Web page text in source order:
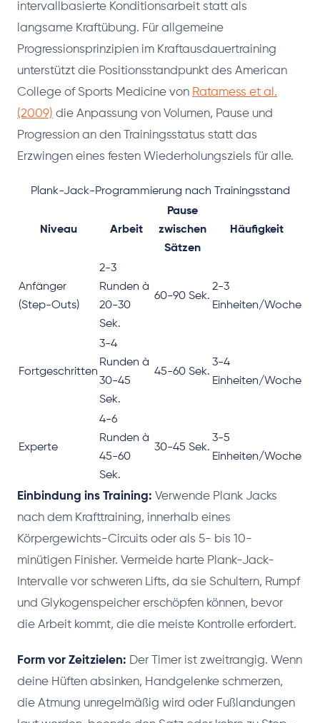
intervallbasierte Konditionsarbeit statt als
langsame Kraftübung. Für allgemeine
Progressionsprinzipien im Kraftausdauertraining
unterstützt die Positionsstandpunkt des American
College of Sports Medicine von Ratamess et al.
(2009) die Anpassung von Volumen, Pause und
Progression an den Trainingsstatus statt das
Erzwingen eines festen Wiederholungsziels für alle.
Plank-Jack-Programmierung nach Trainingsstand
Niveau Arbeit
Pause
zwischen
Sätzen
Häufigkeit
Anfänger
(Step-Outs)
2-3
Runden à
20-30
Sek.
60-90 Sek.
2-3
Einheiten/Woche
Fortgeschritten
3-4
Runden à
30-45
Sek.
45-60 Sek.
3-4
Einheiten/Woche
Experte
4-6
Runden à
45-60
Sek.
30-45 Sek.
3-5
Einheiten/Woche
Einbindung ins Training: Verwende Plank Jacks
nach dem Krafttraining, innerhalb eines
Körpergewichts-Circuits oder als 5- bis 10-
minütigen Finisher. Vermeide harte Plank-Jack-
Intervalle vor schweren Lifts, da sie Schultern, Rumpf
und Glykogenspeicher erschöpfen können, bevor
die Arbeit kommt, die die meiste Kontrolle erfordert.
Form vor Zeitzielen: Der Timer ist zweitrangig. Wenn
deine Hüften absinken, Handgelenke schmerzen,
die Atmung unregelmäßig wird oder Fußlandungen